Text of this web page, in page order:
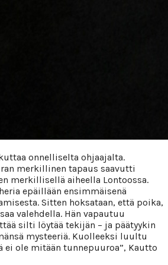
onnelliselta ohjaajalta.
merkillinen tapaus saavutti
merkillisellä aiheella Lontoossa.
epäillään ensimmäisenä
Sitten hoksataan, että poika,
valehdella. Hän vapautuu
silti löytää tekijän – ja päätyykin
mysteeriä. Kuolleeksi luultu
ei ole mitään tunnepuuroa”, Kautto